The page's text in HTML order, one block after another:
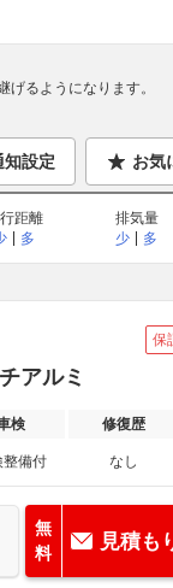
るようになります。
設定 お気
距離
多
排気量
少
多
保
アルミ
検 修復歴
整備付 なし
無
料
見積も